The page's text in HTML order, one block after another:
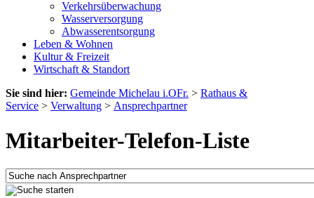
Verkehrsüberwachung
Wasserversorgung
Abwasserentsorgung
Leben & Wohnen
Kultur & Freizeit
Wirtschaft & Standort
Sie sind hier: Gemeinde Michelau i.OFr. > Rathaus &
Service > Verwaltung > Ansprechpartner
Mitarbeiter-Telefon-Liste